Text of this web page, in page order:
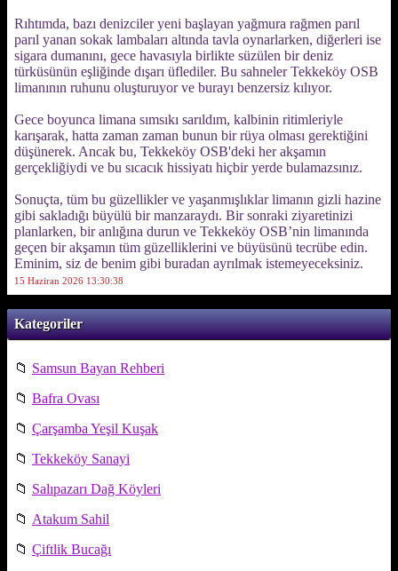
Kategoriler
📁 Samsun Bayan Rehberi
📁 Bafra Ovası
📁 Çarşamba Yeşil Kuşak
📁 Tekkeköy Sanayi
📁 Salıpazarı Dağ Köyleri
📁 Atakum Sahil
📁 Çiftlik Bucağı
Rıhtımda, bazı denizciler yeni başlayan yağmura rağmen parıl
parıl yanan sokak lambaları altında tavla oynarlarken, diğerleri ise
sigara dumanını, gece havasıyla birlikte süzülen bir deniz
türküsünün eşliğinde dışarı üflediler. Bu sahneler Tekkeköy OSB
limanının ruhunu oluşturuyor ve burayı benzersiz kılıyor.
Gece boyunca limana sımsıkı sarıldım, kalbinin ritimleriyle
karışarak, hatta zaman zaman bunun bir rüya olması gerektiğini
düşünerek. Ancak bu, Tekkeköy OSB'deki her akşamın
gerçekliğiydi ve bu sıcacık hissiyatı hiçbir yerde bulamazsınız.
Sonuçta, tüm bu güzellikler ve yaşanmışlıklar limanın gizli hazine
gibi sakladığı büyülü bir manzaraydı. Bir sonraki ziyaretinizi
planlarken, bir anlığına durun ve Tekkeköy OSB’nin limanında
geçen bir akşamın tüm güzelliklerini ve büyüsünü tecrübe edin.
Eminim, siz de benim gibi buradan ayrılmak istemeyeceksiniz.
15 Haziran 2026 13:30:38